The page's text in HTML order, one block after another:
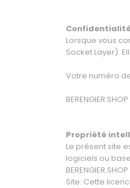
Lorsque vous
Socket Layer).
Votre numéro
Propriété
Le présent site
logiciels ou
Site. Cette